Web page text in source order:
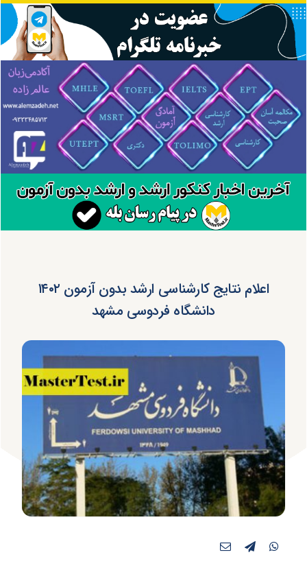
اعلام نتایج کارشناسی ارشد بدون آزمون ۱۴۰۲
دانشگاه فردوسی مشهد